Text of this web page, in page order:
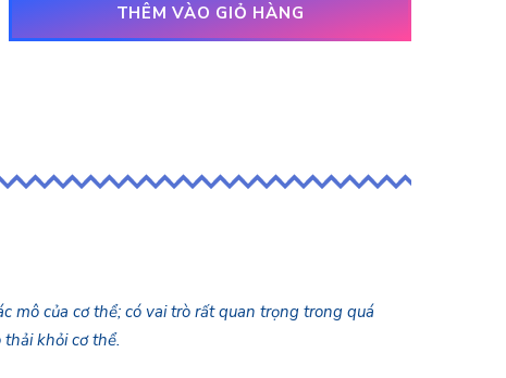
THÊM VÀO GIỎ HÀNG
mô của cơ thể; có vai trò rất quan trọng trong quá
khỏi cơ thể.